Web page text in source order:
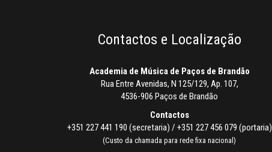
Contactos e Localização
Academia de Música de Paços de Brandão
Rua Entre Avenidas, N 125/129, Ap. 107,
4536-906 Paços de Brandão
Contactos
+351 227 441 190 (secretaria) / +351 227 456 079 (portaria)
(Custo da chamada para rede fixa nacional)